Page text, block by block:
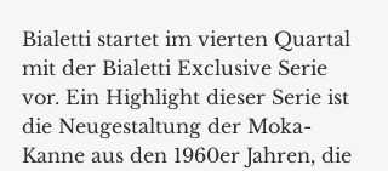
Bialetti startet im vierten Quartal
mit der Bialetti Exclusive Serie
vor. Ein Highlight dieser Serie ist
die Neugestaltung der Moka-
Kanne aus den 1960er Jahren, die